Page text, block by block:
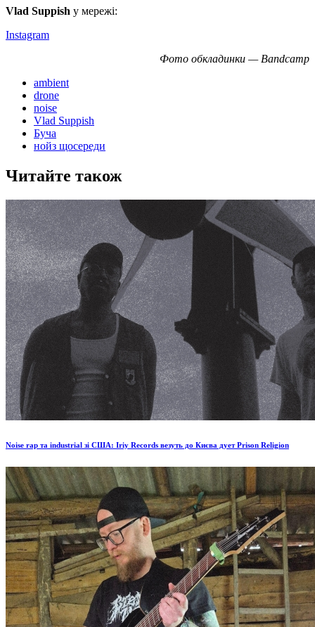
Vlad Suppish у мережі:
Instagram
Фото обкладинки — Bandcamp
ambient
drone
noise
Vlad Suppish
Буча
нойз щосереди
Читайте також
Noise rap та industrial зі США: Iriy Records везуть до Києва дует Prison Religion